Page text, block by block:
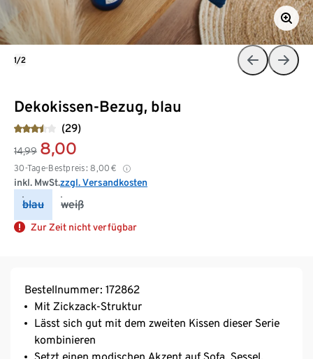
Dekokissen-Bezug, blau
(29)
14,99 8,00
30-Tage-Bestpreis: 8,00 €
inkl. MwSt.zzgl. Versandkosten
blau weiß
Zur Zeit nicht verfügbar
1/2
Bestellnummer: 172862
Mit Zickzack-Struktur
Lässt sich gut mit dem zweiten Kissen dieser Serie
kombinieren